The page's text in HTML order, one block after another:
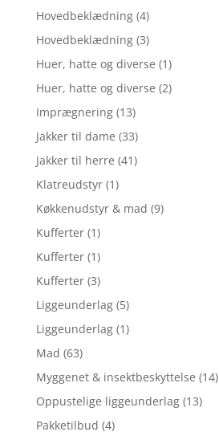
Hovedbeklædning (4)
Hovedbeklædning (3)
Huer, hatte og diverse (1)
Huer, hatte og diverse (2)
Imprægnering (13)
Jakker til dame (33)
Jakker til herre (41)
Klatreudstyr (1)
Køkkenudstyr & mad (9)
Kufferter (1)
Kufferter (1)
Kufferter (3)
Liggeunderlag (5)
Liggeunderlag (1)
Mad (63)
Myggenet & insektbeskyttelse (14)
Oppustelige liggeunderlag (13)
Pakketilbud (4)